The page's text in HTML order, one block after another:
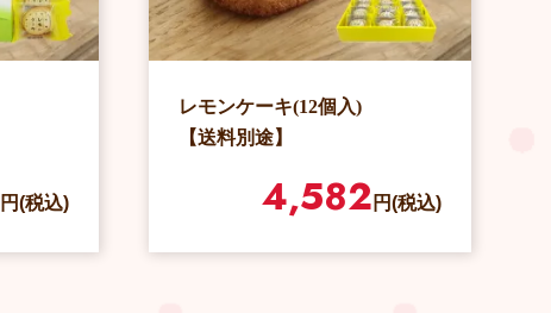
円(税込)
レモンケーキ(12個入)
【送料別途】
4,582 円(税込)